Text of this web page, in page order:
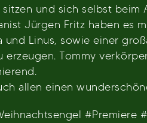
und sich selbst beim
Jürgen Fritz haben es
und Linus, sowie einer
Tommy
allen einen
#Premiere